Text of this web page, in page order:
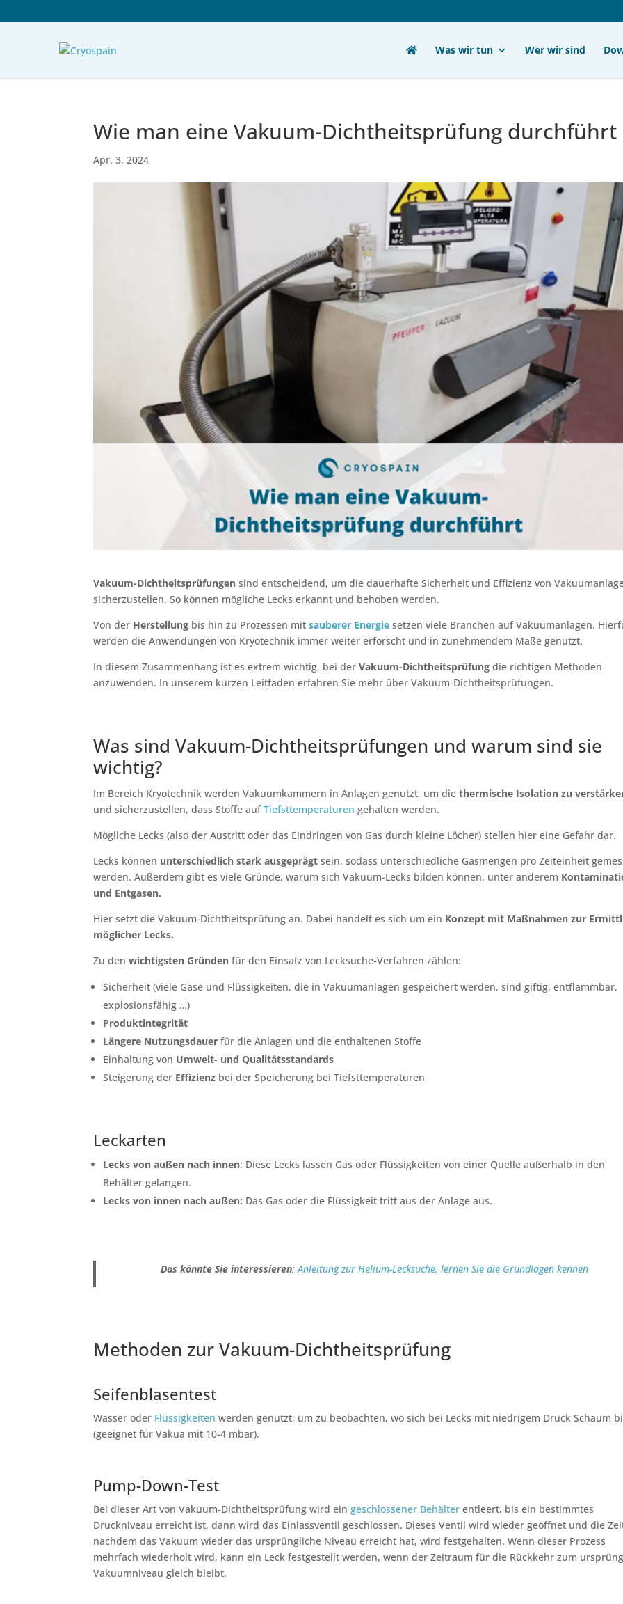
Was wir tun Wer wir sind
Wie man eine Vakuum-Dichtheitsprüfung durchführt
Apr. 3, 2024
Vakuum-Dichtheitsprüfungen sind entscheidend, um die dauerhafte Sicherheit und Effizienz von
sicherzustellen. So können mögliche Lecks erkannt und behoben werden.
Von der Herstellung bis hin zu Prozessen mitsauberer Energie setzen viele Branchen auf Vakuumanlagen.
werden die Anwendungen von Kryotechnik immer weiter erforscht und in zunehmendem Maße genutzt.
In diesem Zusammenhang ist es extrem wichtig, bei derVakuum-Dichtheitsprüfung die richtigen Methoden
anzuwenden. In unserem kurzen Leitfaden erfahren Sie mehr über Vakuum-Dichtheitsprüfungen.
Was sind Vakuum-Dichtheitsprüfungen und warum sind sie
wichtig?
Im Bereich Kryotechnik werden Vakuumkammern in Anlagen genutzt, um diethermische Isolation zu
und sicherzustellen, dass Stoffe aufTiefsttemperaturen gehalten werden.
Mögliche Lecks (also der Austritt oder das Eindringen von Gas durch kleine Löcher) stellen hier eine Gefahr dar.
Lecks können unterschiedlich stark ausgeprägt sein, sodass unterschiedliche Gasmengen pro Zeiteinheit
werden. Außerdem gibt es viele Gründe, warum sich Vakuum-Lecks bilden können, unter anderem
und Entgasen.
Hier setzt die Vakuum-Dichtheitsprüfung an. Dabei handelt es sich um ein Konzept mit Maßnahmen zur
möglicher Lecks.
Zu denwichtigsten Gründen für den Einsatz von Lecksuche-Verfahren zählen:
Sicherheit (viele Gase und Flüssigkeiten, die in Vakuumanlagen gespeichert werden, sind giftig, entflammbar,
explosionsfähig …)
Produktintegrität
Längere Nutzungsdauerfür die Anlagen und die enthaltenen Stoffe
Einhaltung von Umwelt- und Qualitätsstandards
Steigerung der Effizienz bei der Speicherung bei Tiefsttemperaturen
Leckarten
Lecks von außen nach innen: Diese Lecks lassen Gas oder Flüssigkeiten von einer Quelle außerhalb in den
Behälter gelangen.
Lecks von innen nach außen: Das Gas oder die Flüssigkeit tritt aus der Anlage aus.
Das könnte Sie interessieren:Anleitung zur Helium-Lecksuche, lernen Sie die Grundlagen kennen
Methoden zur Vakuum-Dichtheitsprüfung
Seifenblasentest
Wasser oder Flüssigkeiten werden genutzt, um zu beobachten, wo sich bei Lecks mit niedrigem Druck Schaum
(geeignet für Vakua mit 10-4 mbar).
Pump-Down-Test
Bei dieser Art von Vakuum-Dichtheitsprüfung wird eingeschlossener Behälter entleert, bis ein bestimmtes
Druckniveau erreicht ist, dann wird das Einlassventil geschlossen. Dieses Ventil wird wieder geöffnet und die
nachdem das Vakuum wieder das ursprüngliche Niveau erreicht hat, wird festgehalten. Wenn dieser Prozess
mehrfach wiederholt wird, kann ein Leck festgestellt werden, wenn der Zeitraum für die Rückkehr zum
Vakuumniveau gleich bleibt.